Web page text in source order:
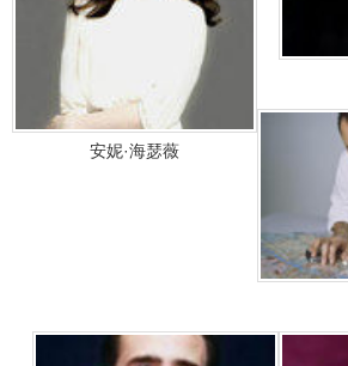
安妮·海瑟薇